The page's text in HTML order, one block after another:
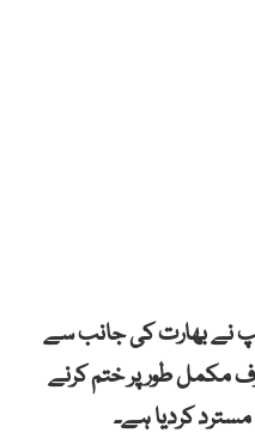
نے بھارت کی جانب سے
مکمل طور پر ختم کرنے
کردیا ہے۔